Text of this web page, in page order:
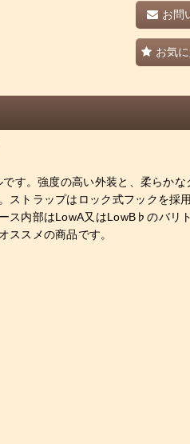
お問
お気
す。強度の高い外装と、柔らか
ストラップはロック式フックを
ス内部はLowA又はLowB♭のバ
ススメの商品です。